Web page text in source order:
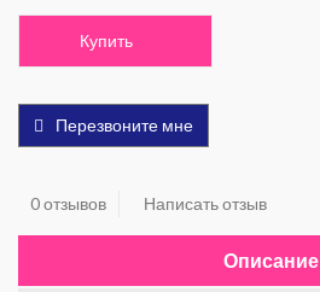
Купить
Перезвоните мне
0 отзывов Написать отзыв
Описание